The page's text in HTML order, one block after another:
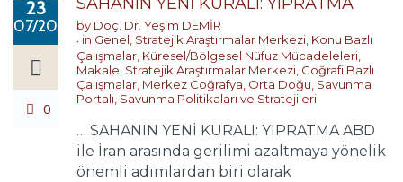
23
07/2026
0
SAHANIN YENİ KURALI: YIPRATMA
by Doç. Dr. Yeşim DEMİR
in Genel, Stratejik Araştırmalar Merkezi, Konu Bazlı
Çalışmalar, Küresel/Bölgesel Nüfuz Mücadeleleri,
Makale, Stratejik Araştırmalar Merkezi, Coğrafi Bazlı
Çalışmalar, Merkez Coğrafya, Orta Doğu, Savunma
Portalı, Savunma Politikaları ve Stratejileri
… SAHANIN YENİ KURALI: YIPRATMA ABD
ile İran arasında gerilimi azaltmaya yönelik
önemli adımlardan biri olarak